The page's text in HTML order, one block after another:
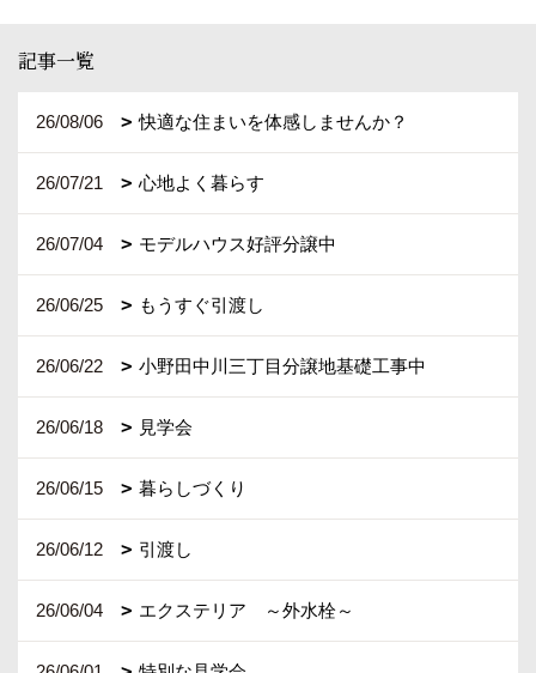
記事一覧
26/08/06 快適な住まいを体感しませんか？
26/07/21 心地よく暮らす
26/07/04 モデルハウス好評分譲中
26/06/25 もうすぐ引渡し
26/06/22 小野田中川三丁目分譲地基礎工事中
26/06/18 見学会
26/06/15 暮らしづくり
26/06/12 引渡し
26/06/04 エクステリア ～外水栓～